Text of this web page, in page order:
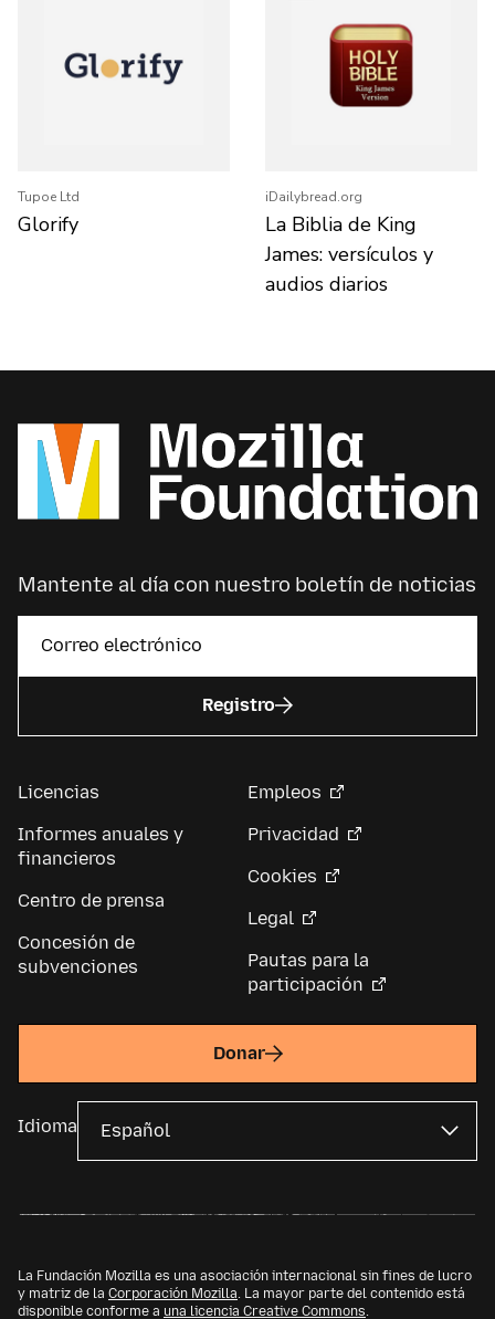
Tupoe Ltd
Glorify
iDailybread.org
La Biblia de King
James: versículos y
audios diarios
Mantente al día con nuestro boletín de noticias
Registro
Licencias
Informes anuales y
financieros
Centro de prensa
Concesión de
subvenciones
Empleos
Privacidad
Cookies
Legal
Pautas para la
participación
Donar
Idioma
La Fundación Mozilla es una asociación internacional sin fines de lucro
y matriz de la Corporación Mozilla. La mayor parte del contenido está
disponible conforme a una licencia Creative Commons.